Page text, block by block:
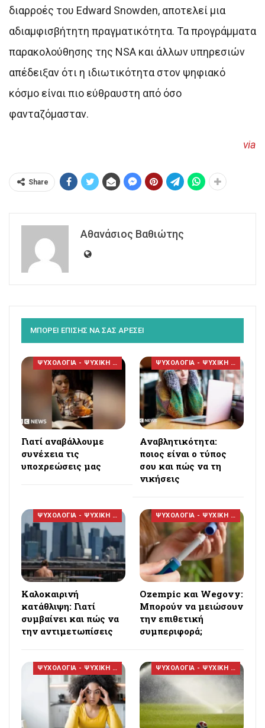
διαρροές του Edward Snowden, αποτελεί μια
αδιαμφισβήτητη πραγματικότητα. Τα προγράμματα
παρακολούθησης της NSA και άλλων υπηρεσιών
απέδειξαν ότι η ιδιωτικότητα στον ψηφιακό
κόσμο είναι πιο εύθραυστη από όσο
φανταζόμασταν.
via
Share
Αθανάσιος Βαθιώτης
ΜΠΟΡΕΙ ΕΠΙΣΗΣ ΝΑ ΣΑΣ ΑΡΕΣΕΙ
ΨΥΧΟΛΟΓΙΑ - ΨΥΧΙΚΗ ΥΓΕΙΑ
Γιατί αναβάλλουμε
συνέχεια τις
υποχρεώσεις μας
ΨΥΧΟΛΟΓΙΑ - ΨΥΧΙΚΗ ΥΓΕΙΑ
Αναβλητικότητα:
ποιος είναι ο τύπος
σου και πώς να τη
νικήσεις
ΨΥΧΟΛΟΓΙΑ - ΨΥΧΙΚΗ ΥΓΕΙΑ
Καλοκαιρινή
κατάθλιψη: Γιατί
συμβαίνει και πώς να
την αντιμετωπίσεις
ΨΥΧΟΛΟΓΙΑ - ΨΥΧΙΚΗ ΥΓΕΙΑ
Ozempic και Wegovy:
Μπορούν να μειώσουν
την επιθετική
συμπεριφορά;
ΨΥΧΟΛΟΓΙΑ - ΨΥΧΙΚΗ ΥΓΕΙΑ ΨΥΧΟΛΟΓΙΑ - ΨΥΧΙΚΗ ΥΓΕΙΑ